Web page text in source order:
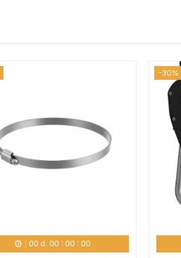
00 d. 00 :00 :00
-30%